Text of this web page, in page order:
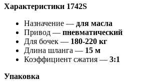
Характеристики 1742S
Назначение — для масла
Привод — пневматический
Для бочек — 180-220 кг
Длина шланга — 15 м
Коэффициент сжатия — 3:1
Упаковка